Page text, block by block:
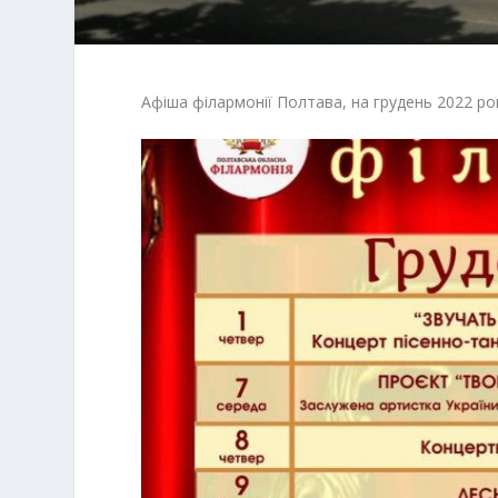
Афіша філармонії Полтава, на грудень 2022